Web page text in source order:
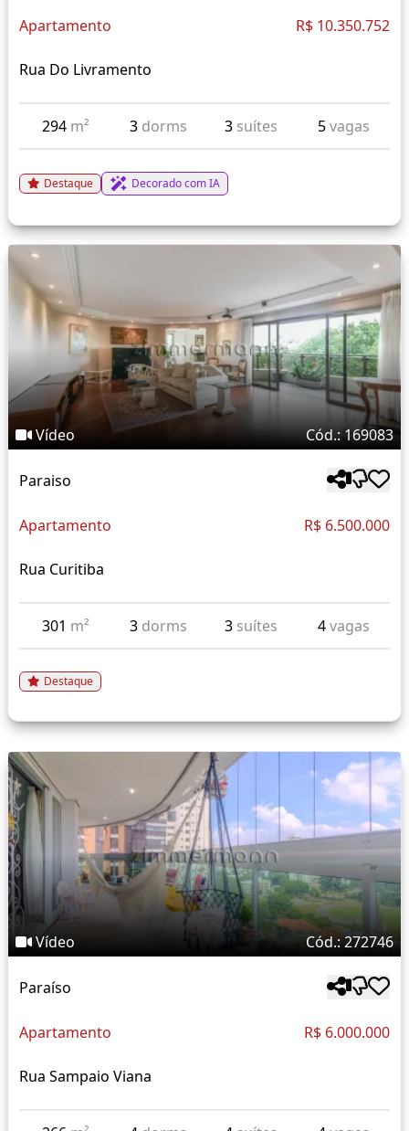
Apartamento R$ 10.350.752
Rua Do Livramento
294 m² 3 dorms 3 suítes 5vagas
Destaque Decorado com IA
Vídeo Cód.: 169083
Paraiso
Apartamento R$ 6.500.000
Rua Curitiba
301 m² 3 dorms 3 suítes 4vagas
Destaque
Vídeo Cód.: 272746
Paraíso
Apartamento R$ 6.000.000
Rua Sampaio Viana